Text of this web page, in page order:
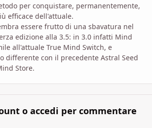
per conquistare, permanentemente,
efficace dell'attuale.
essere frutto di una sbavatura nel
edizione alla 3.5: in 3.0 infatti Mind
all'attuale True Mind Switch, e
differente con il precedente Astral Seed
Store.
o accedi per commentare